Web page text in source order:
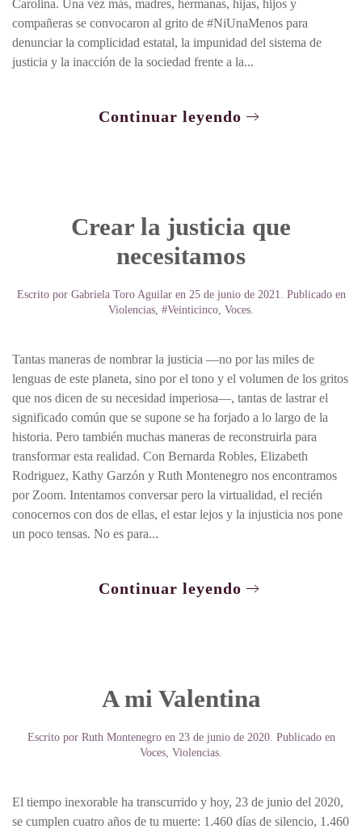
Carolina. Una vez más, madres, hermanas, hijas, hijos y
compañeras se convocaron al grito de #NiUnaMenos para
denunciar la complicidad estatal, la impunidad del sistema de
justicia y la inacción de la sociedad frente a la...
Continuar leyendo
Crear la justicia que
necesitamos
Escrito por Gabriela Toro Aguilaren 25 de junio de 2021. Publicado en
Violencias, #Veinticinco, Voces.
Tantas maneras de nombrar la justicia —no por las miles de
lenguas de este planeta, sino por el tono y el volumen de los gritos
que nos dicen de su necesidad imperiosa—, tantas de lastrar el
significado común que se supone se ha forjado a lo largo de la
historia. Pero también muchas maneras de reconstruirla para
transformar esta realidad. Con Bernarda Robles, Elizabeth
Rodriguez, Kathy Garzón y Ruth Montenegro nos encontramos
por Zoom. Intentamos conversar pero la virtualidad, el recién
conocernos con dos de ellas, el estar lejos y la injusticia nos pone
un poco tensas. No es para...
Continuar leyendo
A mi Valentina
Escrito por Ruth Montenegroen 23 de junio de 2020. Publicado en
Voces, Violencias.
El tiempo inexorable ha transcurrido y hoy, 23 de junio del 2020,
se cumplen cuatro años de tu muerte: 1.460 días de silencio, 1.460